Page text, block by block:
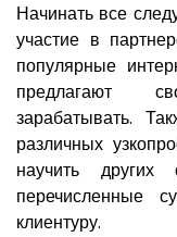
Начинать все
участие в
популярные
предлагают
зарабатывать.
различных
научить
перечисленные
клиентуру.